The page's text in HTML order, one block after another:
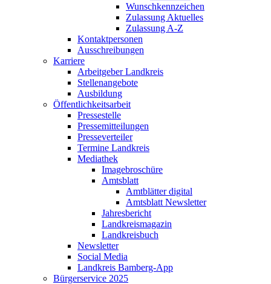
Wunschkennzeichen
Zulassung Aktuelles
Zulassung A-Z
Kontaktpersonen
Ausschreibungen
Karriere
Arbeitgeber Landkreis
Stellenangebote
Ausbildung
Öffentlichkeitsarbeit
Pressestelle
Pressemitteilungen
Presseverteiler
Termine Landkreis
Mediathek
Imagebroschüre
Amtsblatt
Amtblätter digital
Amtsblatt Newsletter
Jahresbericht
Landkreismagazin
Landkreisbuch
Newsletter
Social Media
Landkreis Bamberg-App
Bürgerservice 2025